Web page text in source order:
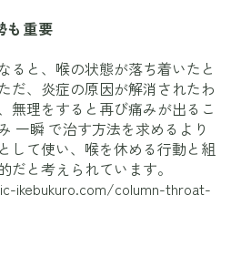
も重要
ると、喉の状態が落ち着いたと
だ、炎症の原因が解消されたわ
無理をすると再び痛みが出るこ
一瞬 で治す方法を求めるより
して使い、喉を休める行動と組
だと考えられています。
ikebukuro.com/column-throat-